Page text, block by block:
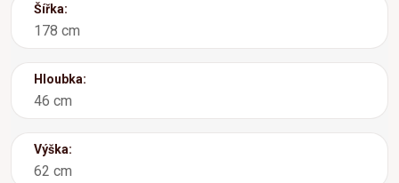
Šířka:
178 cm
Hloubka:
46 cm
Výška:
62 cm